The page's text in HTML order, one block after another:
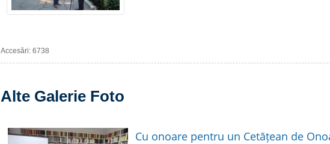
Accesări: 6738
Alte Galerie Foto
Cu onoare pentru un Cetățean de